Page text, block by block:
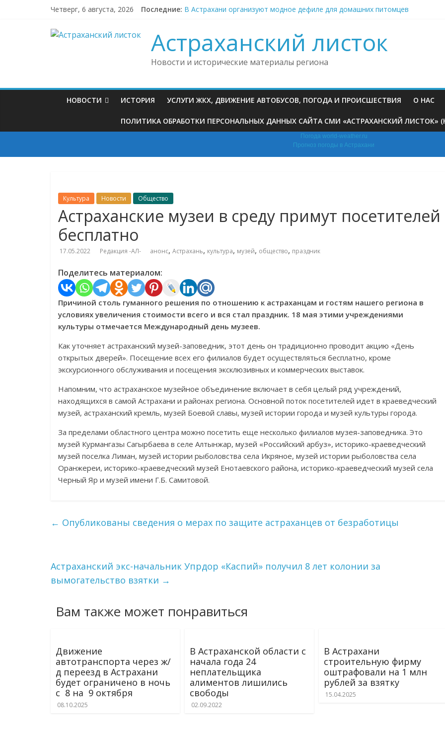
Четверг, 6 августа, 2026 Последние: В Астрахани организуют модное дефиле для домашних питомцев
Буддийские реликвии из Астрахани попали на большую выставку в Москве
Астраханские овощи морозят сотнями тонн и отправляют в Казахстан
Астраханский листок
Новости и исторические материалы региона
НОВОСТИ ИСТОРИЯ УСЛУГИ ЖКХ, ДВИЖЕНИЕ АВТОБУСОВ, ПОГОДА И ПРОИСШЕСТВИЯ О НАС
ПОЛИТИКА ОБРАБОТКИ ПЕРСОНАЛЬНЫХ ДАННЫХ САЙТА СМИ «АСТРАХАНСКИЙ ЛИСТОК»
Погода world-weather.ru
Прогноз погоды в Астрахани
Культура Новости Общество
Астраханские музеи в среду примут посетителей
бесплатно
17.05.2022 Редакция -АЛ- анонс, Астрахань, культура, музей, общество, праздник
Поделитесь материалом:
Причиной столь гуманного решения по отношению к астраханцам и гостям нашего региона в
условиях увеличения стоимости всего и вся стал праздник. 18 мая этими учреждениями
культуры отмечается Международный день музеев.
Как уточняет астраханский музей-заповедник, этот день он традиционно проводит акцию «День
открытых дверей». Посещение всех его филиалов будет осуществляться бесплатно, кроме
экскурсионного обслуживания и посещения эксклюзивных и коммерческих выставок.
Напомним, что астраханское музейное объединение включает в себя целый ряд учреждений,
находящихся в самой Астрахани и районах региона. Основной поток посетителей идет в краеведческий
музей, астраханский кремль, музей Боевой славы, музей истории города и музей культуры города.
За пределами областного центра можно посетить еще несколько филиалов музея-заповедника. Это
музей Курмангазы Сагырбаева в селе Алтынжар, музей «Российский арбуз», историко-краеведческий
музей поселка Лиман, музей истории рыболовства села Икряное, музей истории рыболовства села
Оранжереи, историко-краеведческий музей Енотаевского района, историко-краеведческий музей села
Черный Яр и музей имени Г.Б. Самитовой.
← Опубликованы сведения о мерах по защите астраханцев от безработицы
Астраханский экс-начальник Упрдор «Каспий» получил 8 лет колонии за
вымогательство взятки →
Вам также может понравиться
Движение
автотранспорта через ж/
д переезд в Астрахани
будет ограничено в ночь
с 8 на 9 октября
08.10.2025
В Астраханской области с
начала года 24
неплательщика
алиментов лишились
свободы
02.09.2022
В Астрахани
строительную фирму
оштрафовали на 1 млн
рублей за взятку
15.04.2025